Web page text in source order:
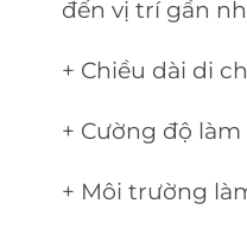
đến vị trí gần
+ Chiều dài di
+ Cường độ làm
+ Môi trường